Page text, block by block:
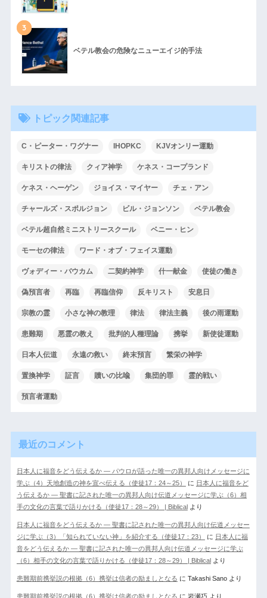
3
ベテル教会の危険なニューエイジ的手法
トピック関連記事
C・ピーター・ワグナー IHOPKC KJVオンリー運動
キリストの律法 クィア神学 ケネス・コープランド
ケネス・ヘーゲン ジョイス・マイヤー チェ・アン
チャールズ・スポルジョン ビル・ジョンソン ベテル教会
ベテル超自然ミニストリースクール ベニー・ヒン
モーセの律法 ワード・オブ・フェイス運動
ヴォディー・バウカム 二契約神学 什一献金 使徒の働き
偽預言者 再臨 再臨信仰 反キリスト 安息日
宗教の霊 小さな神の教理 律法 律法主義 後の雨運動
患難期 悪霊の教え 批判的人種理論 携挙 新使徒運動
日本人伝道 永遠の救い 終末預言 繁栄の神学
置換神学 証言 贖いの比喩 集団的罪 霊的戦い
預言者運動
最近のコメント
日本人に福音をどう伝えるか ― パウロが語った唯一の異邦人向けメッセージに
学ぶ（4）天地創造の神を宣べ伝える（使徒17：24～25）
に 日本人に福音をど
う伝えるか ― 聖書に記された唯一の異邦人向け伝道メッセージに学ぶ（6）相
手の文化の言葉で語りかける（使徒17：28～29） | Biblical より
日本人に福音をどう伝えるか ― 聖書に記された唯一の異邦人向け伝道メッセー
ジに学ぶ（3）「知られていない神」を紹介する（使徒17：23）
に 日本人に福
音をどう伝えるか ― 聖書に記された唯一の異邦人向け伝道メッセージに学ぶ
（6）相手の文化の言葉で語りかける（使徒17：28～29） | Biblical より
患難期前携挙説の根拠（6）携挙は信者の励ましとなる に Takashi Sanoより
患難期前携挙説の根拠（6）携挙は信者の励ましとなる に 岩瀬巧 より